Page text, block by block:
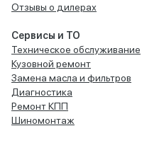
Отзывы о дилерах
Сервисы и ТО
Техническое обслуживание
Кузовной ремонт
Замена масла и фильтров
Диагностика
Ремонт КПП
Шиномонтаж